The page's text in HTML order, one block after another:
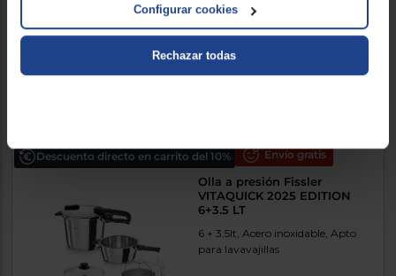
Configurar cookies
Rechazar todas
Descuento directo en carrito del 10% Envío gratis
Olla a presión Fissler
VITAQUICK 2025 EDITION
6+3.5 LT
6 + 3.5lt, Acero inoxidable, Apto
para lavavajillas